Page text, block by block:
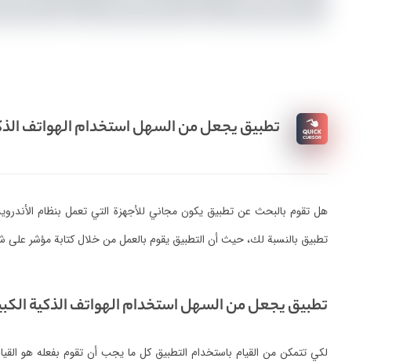
تطبيق يجعل من السهل استخدام الهواتف
هل تقوم بالبحث عن تطبيق يكون مجاني للأجهزة التي تعمل بنظام
تطبيق بالنسبة لك، حيث أن التطبيق يقوم بالعمل من خلال كتابة مؤشر
تطبيق يجعل من السهل استخدام الهواتف الذكية
لكي تتمكن من القيام باستخدام التطبيق كل ما يجب أن تقوم بفعله هو